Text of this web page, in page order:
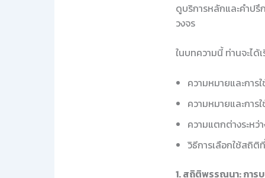
ดูบริการหลักและคำป
วงจร
ในบทความนี้ ท่านจะได้
ความหมายและกา
ความหมายและกา
ความแตกต่างระห
วิธีการเลือกใช้สถิติ
1. สถิติพรรณนา: การ